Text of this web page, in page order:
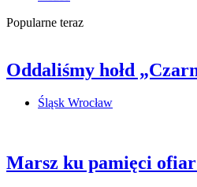
Popularne teraz
Oddaliśmy hołd
Śląsk Wrocław
Marsz ku pamięci